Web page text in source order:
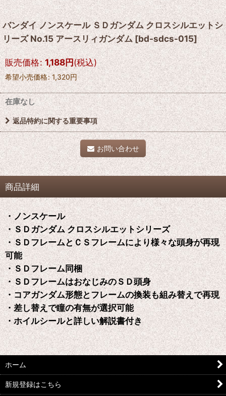
バンダイ ノンスケール ＳＤガンダム クロスシルエットシ
リーズ No.15 アースリィガンダム [bd-sdcs-015]
販売価格: 1,188円(税込)
希望小売価格: 1,320円
在庫なし
返品特約に関する重要事項
お問い合わせ
商品詳細
・ノンスケール
・ＳＤガンダム クロスシルエットシリーズ
・ＳＤフレームとＣＳフレームにより様々な頭身が再現
可能
・ＳＤフレーム同梱
・ＳＤフレームはおなじみのＳＤ頭身
・コアガンダム形態とフレームの換装も組み替えで再現
・差し替えで瞳の有無が選択可能
・ホイルシールと詳しい解説書付き
ホーム
新規登録はこちら